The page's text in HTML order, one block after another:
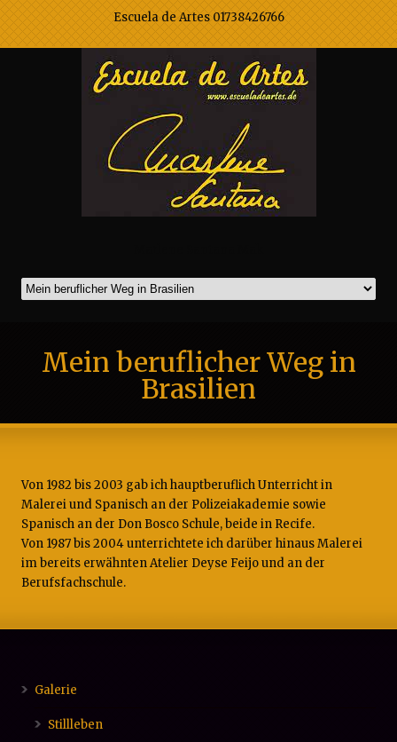
Escuela de Artes 01738426766
Mein beruflicher Weg in
Brasilien
Von 1982 bis 2003 gab ich hauptberuflich Unterricht in
Malerei und Spanisch an der Polizeiakademie sowie
Spanisch an der Don Bosco Schule, beide in Recife.
Von 1987 bis 2004 unterrichtete ich darüber hinaus Malerei
im bereits erwähnten Atelier Deyse Feijo und an der
Berufsfachschule.
Galerie
Stillleben